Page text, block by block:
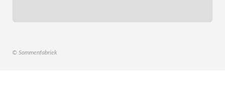
© Sommenfabriek